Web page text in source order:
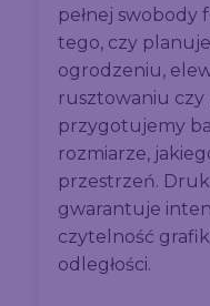
pełnej swobody
tego, czy
ogrodzeniu,
rusztowaniu czy
przygotujemy
rozmiarze,
przestrzeń.
gwarantuje
czytelność
odległości.